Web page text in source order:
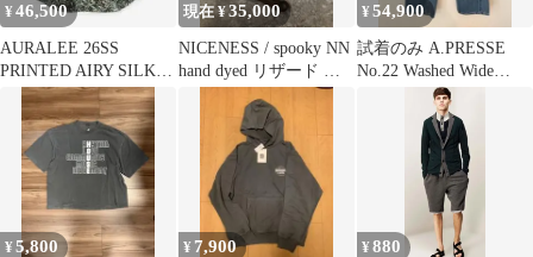
¥46,500
AURALEE 26SS
PRINTED AIRY SILK
SHIRT 新品
現在 ¥35,000
NICENESS / spooky NN
hand dyed リザード W
¥54,900
試着のみ A.PRESSE
No.22 Washed Wide
¥5,800 ¥ 7,900 ¥880